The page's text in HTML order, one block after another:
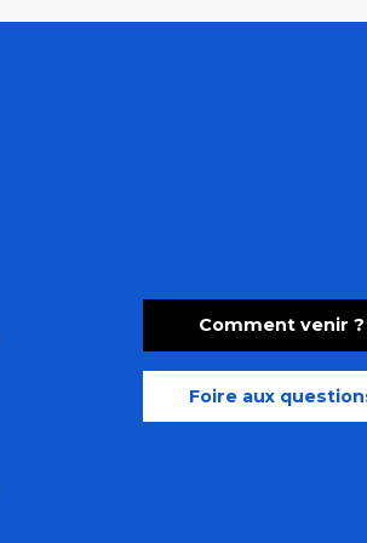
Comment venir ?
Foire aux